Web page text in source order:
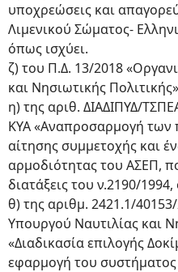
υποχρεώσεις και
Λιμενικού Σώματος-
όπως ισχύει.
ζ) του Π.Δ. 13/2018
και Νησιωτικής
η) της αριθ. ΔΙΑΔΙΠΥΔ/
ΚΥΑ «Αναπροσαρμογή
αίτησης συμμετοχής και
αρμοδιότητας του ΑΣΕΠ,
διατάξεις του ν.2190/
θ) της αριθμ. 2421.1/
Υπουργού Ναυτιλίας και
«Διαδικασία επιλογής
εφαρμογή του